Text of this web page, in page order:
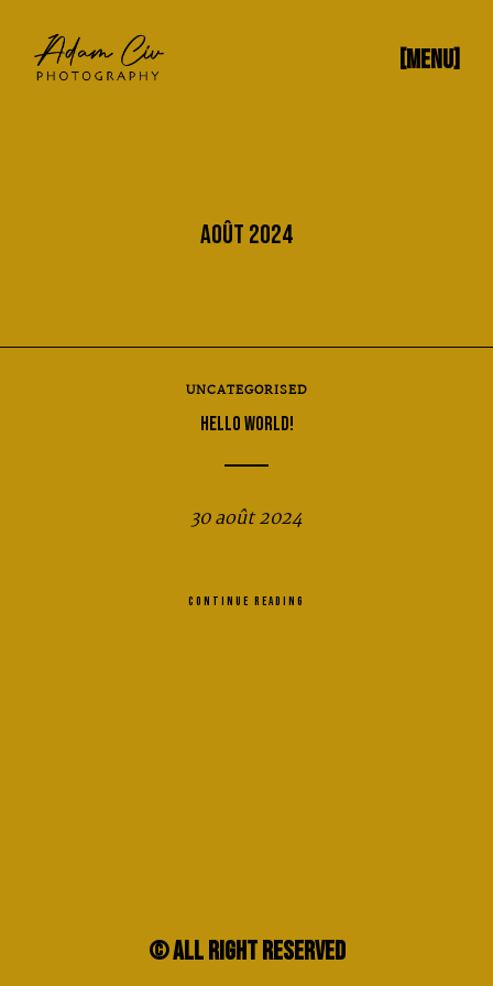
[MENU]
AOÛT 2024
UNCATEGORISED
HELLO WORLD!
30 août 2024
CONTINUE READING
© ALL RIGHT RESERVED